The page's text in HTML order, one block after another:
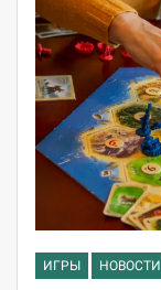
ИГРЫ НОВОСТИ